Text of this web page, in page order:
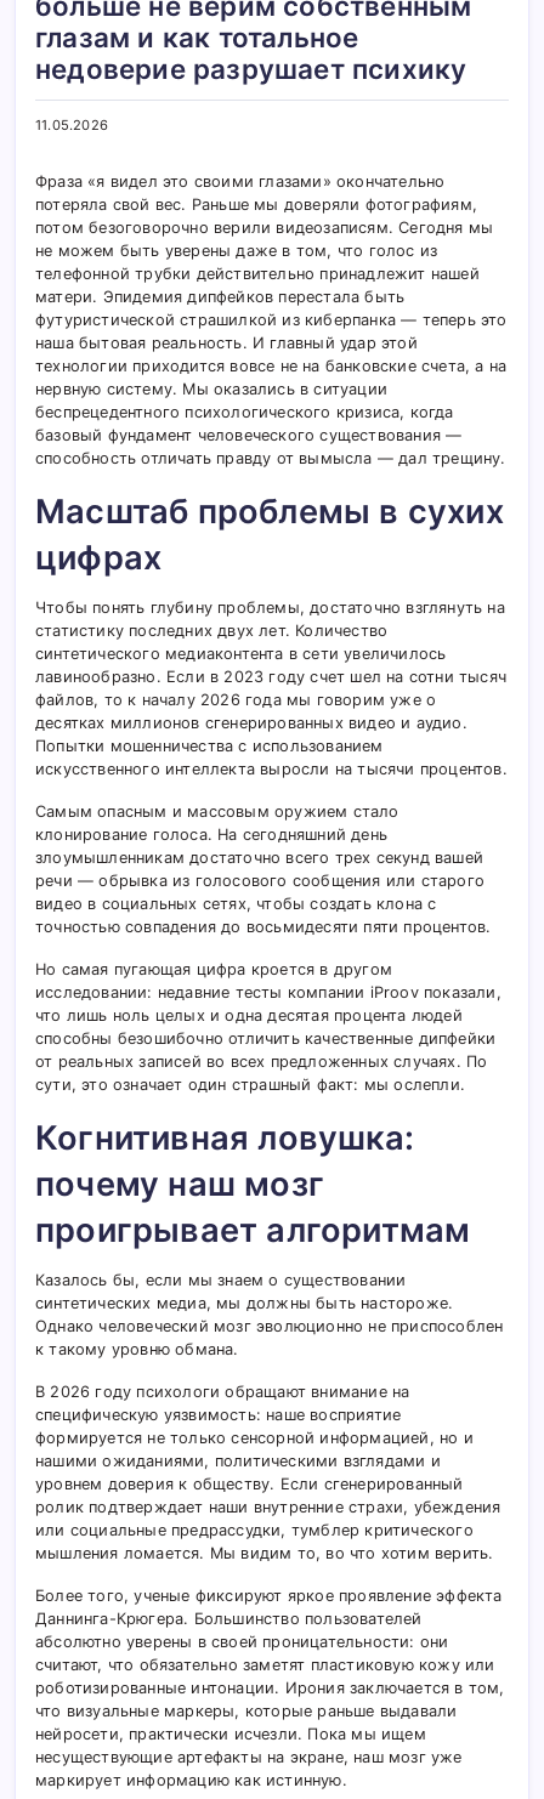
глазам и как тотальное
недоверие разрушает психику
11.05.2026
Фраза «я видел это своими глазами» окончательно
потеряла свой вес. Раньше мы доверяли фотографиям,
потом безоговорочно верили видеозаписям. Сегодня мы
не можем быть уверены даже в том, что голос из
телефонной трубки действительно принадлежит нашей
матери. Эпидемия дипфейков перестала быть
футуристической страшилкой из киберпанка — теперь это
наша бытовая реальность. И главный удар этой
технологии приходится вовсе не на банковские счета, а на
нервную систему. Мы оказались в ситуации
беспрецедентного психологического кризиса, когда
базовый фундамент человеческого существования —
способность отличать правду от вымысла — дал трещину.
Масштаб проблемы в сухих
цифрах
Чтобы понять глубину проблемы, достаточно взглянуть на
статистику последних двух лет. Количество
синтетического медиаконтента в сети увеличилось
лавинообразно. Если в 2023 году счет шел на сотни тысяч
файлов, то к началу 2026 года мы говорим уже о
десятках миллионов сгенерированных видео и аудио.
Попытки мошенничества с использованием
искусственного интеллекта выросли на тысячи процентов.
Самым опасным и массовым оружием стало
клонирование голоса. На сегодняшний день
злоумышленникам достаточно всего трех секунд вашей
речи — обрывка из голосового сообщения или старого
видео в социальных сетях, чтобы создать клона с
точностью совпадения до восьмидесяти пяти процентов.
Но самая пугающая цифра кроется в другом
исследовании: недавние тесты компании iProov показали,
что лишь ноль целых и одна десятая процента людей
способны безошибочно отличить качественные дипфейки
от реальных записей во всех предложенных случаях. По
сути, это означает один страшный факт: мы ослепли.
Когнитивная ловушка:
почему наш мозг
проигрывает алгоритмам
Казалось бы, если мы знаем о существовании
синтетических медиа, мы должны быть настороже.
Однако человеческий мозг эволюционно не приспособлен
к такому уровню обмана.
В 2026 году психологи обращают внимание на
специфическую уязвимость: наше восприятие
формируется не только сенсорной информацией, но и
нашими ожиданиями, политическими взглядами и
уровнем доверия к обществу. Если сгенерированный
ролик подтверждает наши внутренние страхи, убеждения
или социальные предрассудки, тумблер критического
мышления ломается. Мы видим то, во что хотим верить.
Более того, ученые фиксируют яркое проявление эффекта
Даннинга-Крюгера. Большинство пользователей
абсолютно уверены в своей проницательности: они
считают, что обязательно заметят пластиковую кожу или
роботизированные интонации. Ирония заключается в том,
что визуальные маркеры, которые раньше выдавали
нейросети, практически исчезли. Пока мы ищем
несуществующие артефакты на экране, наш мозг уже
маркирует информацию как истинную.